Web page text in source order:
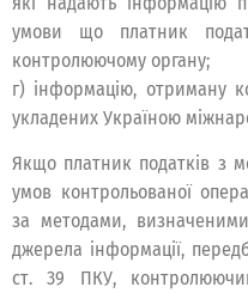
умови що платник
контролюючому органу;
г) інформацію, отриману
укладених Україною
Якщо платник податків з
умов контрольованої
за методами,
джерела інформації,
ст. 39 ПКУ,